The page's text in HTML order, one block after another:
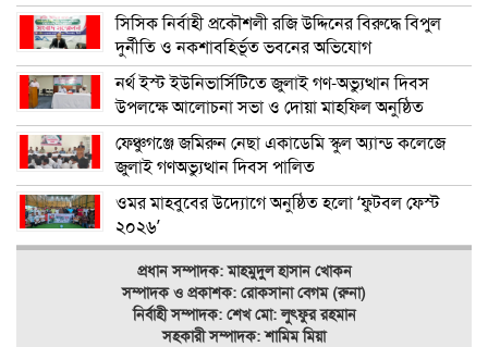
সিসিক নির্বাহী প্রকৌশলী রজি উদ্দিনের বিরুদ্ধে বিপুল
দুর্নীতি ও নকশাবহির্ভূত ভবনের অভিযোগ
নর্থ ইস্ট ইউনিভার্সিটিতে জুলাই গণ-অভ্যুত্থান দিবস
উপলক্ষে আলোচনা সভা ও দোয়া মাহফিল অনুষ্ঠিত
ফেঞ্চুগঞ্জে জমিরুন নেছা একাডেমি স্কুল অ্যান্ড কলেজে
জুলাই গণঅভ্যুত্থান দিবস পালিত
ওমর মাহবুবের উদ্যোগে অনুষ্ঠিত হলো ‘ফুটবল ফেস্ট
২০২৬’
প্রধান সম্পাদক: মাহমুদুল হাসান খোকন
সম্পাদক ও প্রকাশক: রোকসানা বেগম (রুনা)
নির্বাহী সম্পাদক: শেখ মো: লুৎফুর রহমান
সহকারী সম্পাদক: শামিম মিয়া